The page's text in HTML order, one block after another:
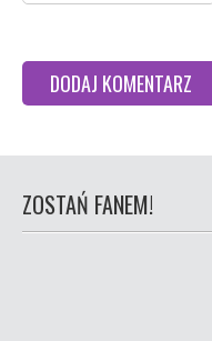
ZOSTAŃ FANEM!